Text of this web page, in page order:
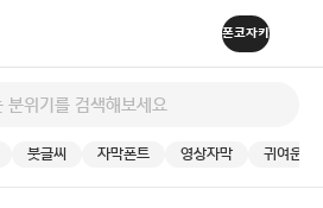
붓글씨 자막폰트 영상자막 귀여운